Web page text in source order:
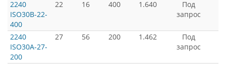
2240
ISO30B-22-
400
22 16 400 1.640
Под
запрос
2240
ISO30A-27-
200
27 56 200 1.462
Под
запрос